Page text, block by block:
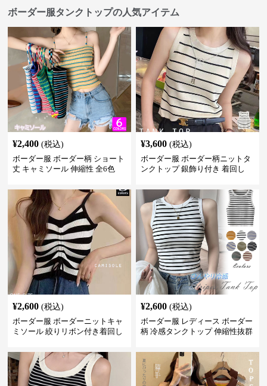
ボーダー服タンクトップの人気アイテム
¥2,400 (税込)
ボーダー服 ボーダー柄 ショート
丈 キャミソール 伸縮性 全6色
¥3,600 (税込)
ボーダー服 ボーダー柄ニットタ
ンクトップ 銀飾り付き 着回し
¥2,600 (税込)
ボーダー服 ボーダーニットキャ
ミソール 絞りリボン付き着回し
¥2,600 (税込)
ボーダー服 レディース ボーダー
柄 冷感タンクトップ 伸縮性抜群